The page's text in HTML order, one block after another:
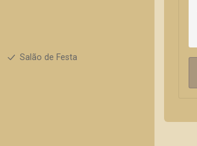
Salão de Festa